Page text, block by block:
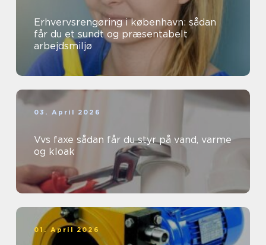
Erhvervsrengøring i københavn: sådan
får du et sundt og præsentabelt
arbejdsmiljø
03. April 2026
Vvs faxe sådan får du styr på vand, varme
og kloak
01. April 2026